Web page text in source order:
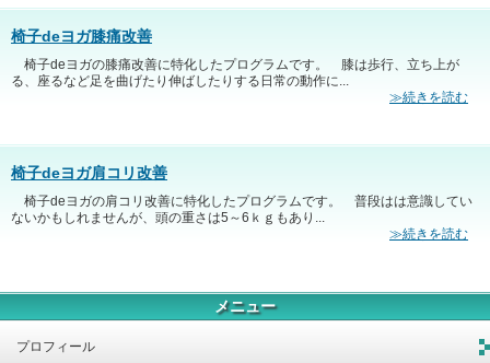
椅子deヨガ膝痛改善
椅子deヨガの膝痛改善に特化したプログラムです。 膝は歩行、立ち上が
る、座るなど足を曲げたり伸ばしたりする日常の動作に...
≫続きを読む
椅子deヨガ肩コリ改善
椅子deヨガの肩コリ改善に特化したプログラムです。 普段はは意識してい
ないかもしれませんが、頭の重さは5～6ｋｇもあり...
≫続きを読む
メニュー
プロフィール